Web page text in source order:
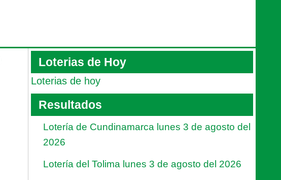
Loterias de Hoy
Loterias de hoy
Resultados
Lotería de Cundinamarca lunes 3 de agosto del
2026
Lotería del Tolima lunes 3 de agosto del 2026